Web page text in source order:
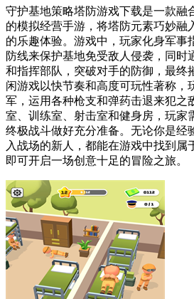
守护基地策略塔防游戏下载是一款融
的模拟经营手游，将塔防元素巧妙融
的乐趣体验。游戏中，玩家化身军事
防线来保护基地免受敌人侵袭，同时
和指挥部队，突破对手的防御，最终
闲游戏以快节奏和高度可玩性著称，
军，运用各种枪支和弹药击退来犯之
室、训练室、射击室和健身房，玩家
终极战斗做好充分准备。无论你是经
入战场的新人，都能在游戏中找到属
即可开启一场创意十足的冒险之旅。